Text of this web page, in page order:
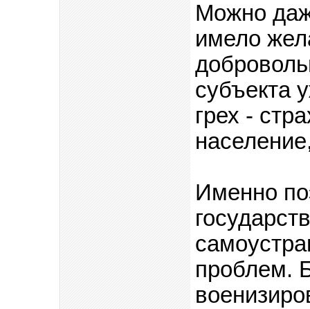
Можно
имело
субъекта
грех -
Именно
проблем.